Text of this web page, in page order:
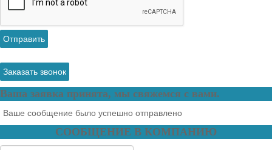
Отправить
Заказать звонок
Ваша заявка принята, мы свяжемся с вами.
Ваше сообщение было успешно отправлено
СООБЩЕНИЕ В КОМПАНИЮ